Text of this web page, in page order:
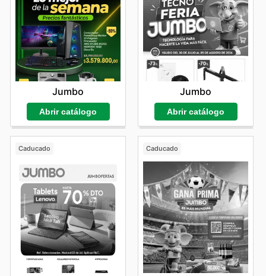
Jumbo
Abrir catálogo
Jumbo
Abrir catálogo
Caducado Caducado